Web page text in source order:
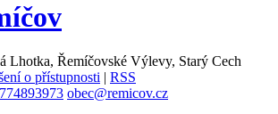
Lhotka, Řemíčovské Výlevy, Starý Cech
o přístupnosti | RSS
obec@remicov.cz